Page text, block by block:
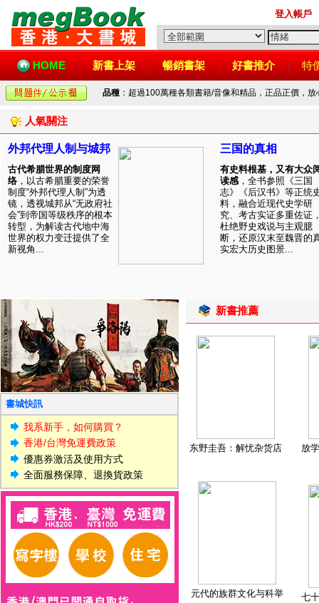
登入帳戶
HOME 新書上架 暢銷書架 好書推介 特
品種 ：超過100萬種各類書籍/音像和精品，正品正價，
人氣關注
外邦代理人制与城邦
古代希腊世界的制度网
络 ，以古希腊重要的荣誉
制度“外邦代理人制”为透
镜，透视城邦从“无政府社
会”到帝国等级秩序的根本
转型，为解读古代地中海
世界的权力变迁提供了全
新视角...
三国的真相
有史料根基，又有大众
读感 ，全书参照《三国
志》《后汉书》等正统
料，融合近现代史学研
究、考古实证多重佐证
杜绝野史戏说与主观臆
断，还原汉末至魏晋的
实宏大历史图景...
書城快訊
我系新手，如何購買？
香港/台灣免運費政策
優惠券激活及使用方式
全面服務保障、退換貨政策
新書推薦
东野圭吾：解忧杂货店 放
元代的族群文化与科举 七